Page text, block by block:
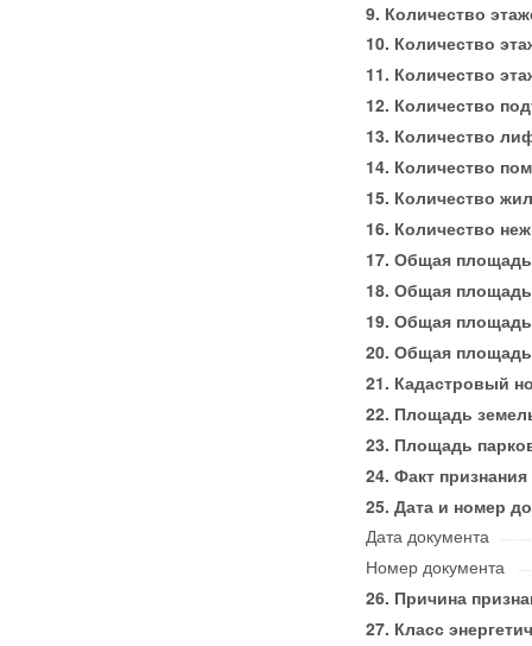
Количество
Количество
Количество
Количество
Количество
Количество
Количество
Количество
Общая
Общая
Общая
Общая
Кадастровый
Площадь
Площадь
Факт
Дата и номер
Дата документа
Номер документа
Причина
Класс